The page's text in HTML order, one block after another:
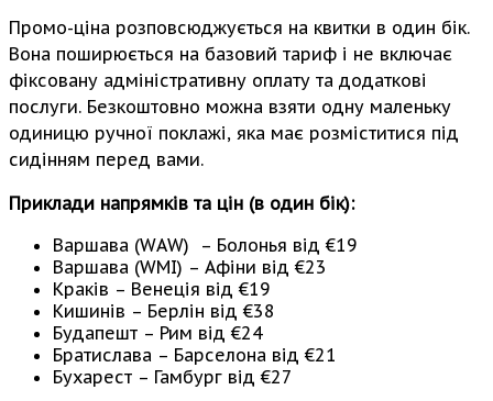
Промо-ціна розповсюджується на квитки в один бік.
Вона поширюється на базовий тариф і не включає
фіксовану адміністративну оплату та додаткові
послуги. Безкоштовно можна взяти одну маленьку
одиницю ручної поклажі, яка має розміститися під
сидінням перед вами.
Приклади напрямків та цін (в один бік):
Варшава (WAW) – Болонья від €19
Варшава (WMI) – Афіни від €23
Краків – Венеція від €19
Кишинів – Берлін від €38
Будапешт – Рим від €24
Братислава – Барселона від €21
Бухарест – Гамбург від €27